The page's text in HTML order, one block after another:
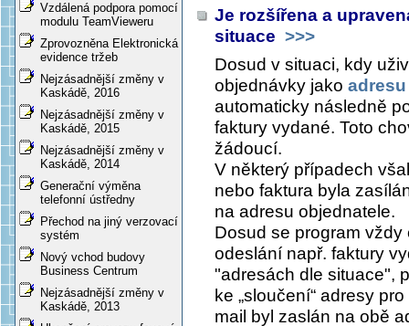
Vzdálená podpora pomocí
modulu TeamVieweru
Zprovozněna Elektronická
evidence tržeb
Nejzásadnější změny v
Kaskádě, 2016
Nejzásadnější změny v
Kaskádě, 2015
Nejzásadnější změny v
Kaskádě, 2014
Generační výměna
telefonní ústředny
Přechod na jiný verzovací
systém
Nový vchod budovy
Business Centrum
Nejzásadnější změny v
Kaskádě, 2013
Je rozšířena a
situace >>>
Dosud v situaci, kdy
objednávky jako
automaticky následně
faktury vydané. Toto
žádoucí.
V některý případech
nebo faktura byla
na adresu objednatele.
Dosud se program
odeslání např. faktury
"adresách dle situace",
ke „sloučení“ adresy
mail byl zaslán na obě